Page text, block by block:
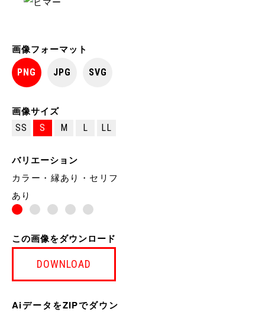
画像フォーマット
PNG JPG SVG
画像サイズ
SS S M L LL
バリエーション
カラー・縁あり・セリフ
あり
この画像をダウンロード
DOWNLOAD
AiデータをZIPでダウン